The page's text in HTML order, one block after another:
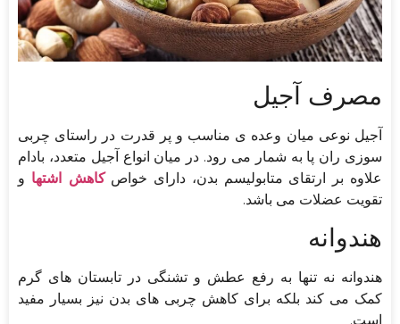
مصرف آجیل
آجیل نوعی میان وعده ی مناسب و پر قدرت در راستای چربی
سوزی ران پا به شمار می رود. در میان انواع آجیل متعدد، بادام
علاوه بر ارتقای متابولیسم بدن، دارای خواصکاهش اشتها و
تقویت عضلات می باشد.
هندوانه
هندوانه نه تنها به رفع عطش و تشنگی در تابستان های گرم
کمک می کند بلکه برای کاهش چربی های بدن نیز بسیار مفید
است.